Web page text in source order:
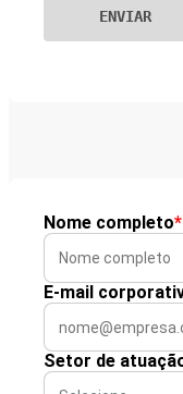
Nome completo*
E-mail
Setor de